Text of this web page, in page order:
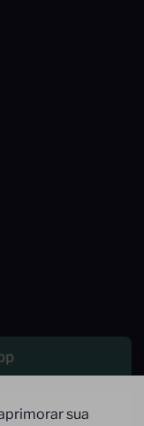
sua